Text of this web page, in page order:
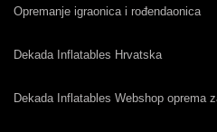
Opremanje igraonica i rođendaonica
Dekada Inflatables Hrvatska
Dekada Inflatables Webshop oprema